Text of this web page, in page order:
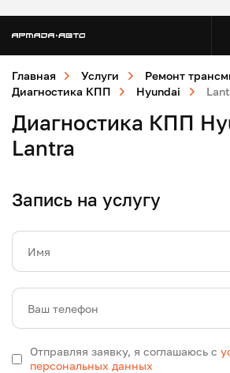
Главная Услуги
Ремонт
Диагностика КПП
Hyundai
Диагностика КПП
Lantra
Запись на услугу
Имя
Ваш телефон
Отправляя заявку, я соглашаюсь с
персональных данных